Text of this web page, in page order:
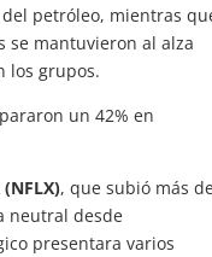
del petróleo, mientras
se mantuvieron al alza
los grupos.
un 42% en
, que subió más
neutral desde
presentara varios